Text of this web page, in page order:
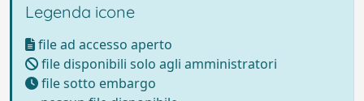
Legenda icone
file ad accesso aperto
file disponibili solo agli amministratori
file sotto embargo